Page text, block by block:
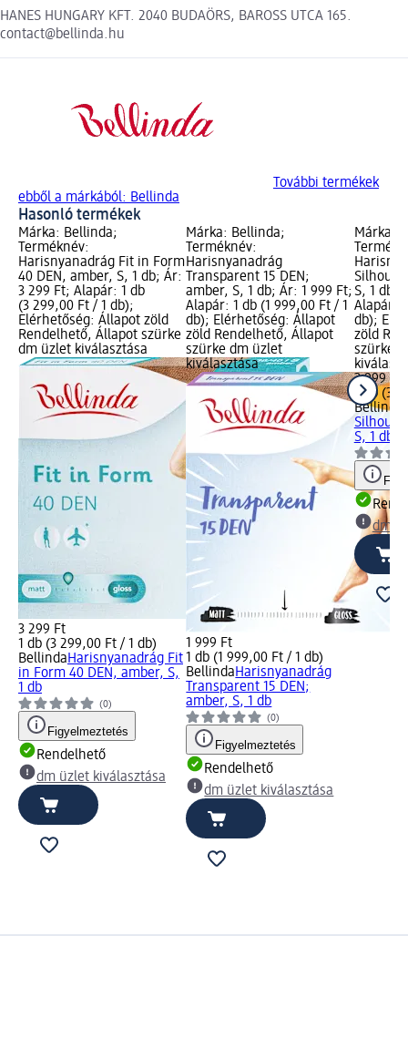
HANES HUNGARY KFT. 2040 BUDAÖRS, BAROSS UTCA 165.
contact@bellinda.hu
További termékek
ebből a márkából: Bellinda
Hasonló termékek
Márka: Bellinda;
Terméknév:
Harisnyanadrág Fit in Form
40 DEN, amber, S, 1 db; Ár:
3 299 Ft; Alapár: 1 db
(3 299,00 Ft / 1 db);
Elérhetőség: Állapot zöld
Rendelhető, Állapot szürke
dm üzlet kiválasztása
3 299 Ft
1 db (3 299,00 Ft / 1 db)
BellindaHarisnyanadrág Fit
in Form 40 DEN, amber, S,
1 db
(0)
Figyelmeztetés
Rendelhető
dm üzlet kiválasztása
Márka: Bellinda;
Terméknév:
Harisnyanadrág
Transparent 15 DEN;
amber, S, 1 db; Ár: 1 999 Ft;
Alapár: 1 db (1 999,00 Ft / 1
db); Elérhetőség: Állapot
zöld Rendelhető, Állapot
szürke dm üzlet
kiválasztása
1 999 Ft
1 db (1 999,00 Ft / 1 db)
BellindaHarisnyanadrág
Transparent 15 DEN;
amber, S, 1 db
(0)
Figyelmeztetés
Rendelhető
dm üzlet kiválasztása
Márka:
S, 1 db;
Alapár:
db);
zöld
szürke
3 999 Ft
1 db (3
Bellinda
S, 1 db
dm